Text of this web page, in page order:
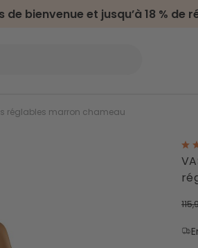
Meubles terrasse & jardin
bienvenue et jusqu’à 18 % de
réglables marron chameau